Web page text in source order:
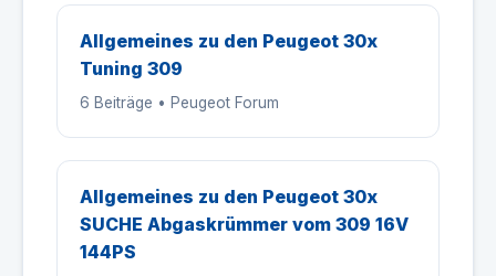
Allgemeines zu den Peugeot 30x
Tuning 309
6 Beiträge • Peugeot Forum
Allgemeines zu den Peugeot 30x
SUCHE Abgaskrümmer vom 309 16V
144PS